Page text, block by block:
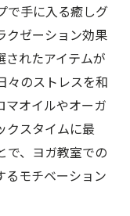
で手に入る癒しグ
クゼーション効果
されたアイテムが
々のストレスを和
マオイルやオーガ
クスタイムに最
で、ヨガ教室での
るモチベーション